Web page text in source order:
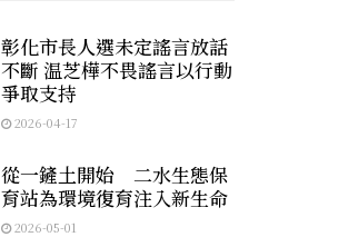
彰化市長人選未定謠言放話
不斷 温芝樺不畏謠言以行動
爭取支持
2026-04-17
從一鏟土開始 二水生態保
育站為環境復育注入新生命
2026-05-01